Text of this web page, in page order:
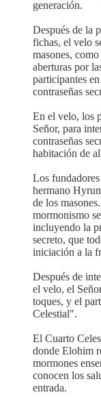
generación.
Después de la
fichas, el velo
masones,
aberturas por
participantes
contraseñas
En el velo, los
Señor, para
contraseñas
habitación de
Los
hermano
de los
mormonismo
incluyendo la
secreto, que
iniciación a la
Después de
el velo, el
toques, y el
Celestial".
El Cuarto
donde Elohim
mormones
conocen los
entrada.